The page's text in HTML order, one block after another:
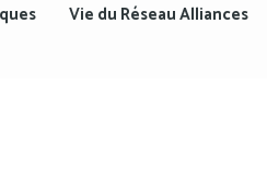
Vie du Réseau Alliances